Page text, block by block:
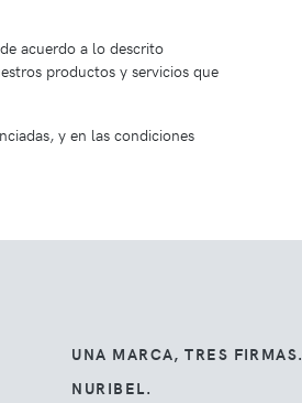
acuerdo a lo descrito
productos y servicios que
y en las condiciones
UNA MARCA, TRES FIRMAS.
NURIBEL.